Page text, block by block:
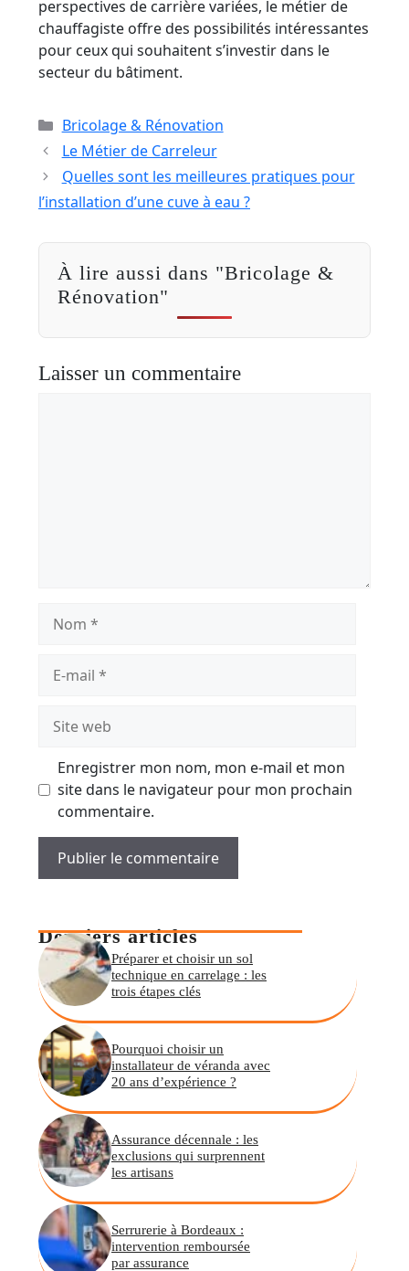
perspectives de carrière variées, le métier de
chauffagiste offre des possibilités intéressantes
pour ceux qui souhaitent s’investir dans le
secteur du bâtiment.
Catégories
Bricolage & Rénovation
Le Métier de Carreleur
Quelles sont les meilleures pratiques pour
l’installation d’une cuve à eau ?
À lire aussi dans "Bricolage &
Rénovation"
Laisser un commentaire
mail
web
Enregistrer mon nom, mon e-mail et mon
site dans le navigateur pour mon prochain
commentaire.
Derniers articles
Préparer et choisir un sol
technique en carrelage : les
trois étapes clés
Pourquoi choisir un
installateur de véranda avec
20 ans d’expérience ?
Assurance décennale : les
exclusions qui surprennent
les artisans
Serrurerie à Bordeaux :
intervention remboursée
par assurance